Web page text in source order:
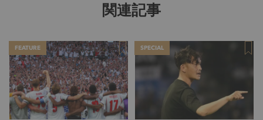
関連記事
FEATURE SPECIAL